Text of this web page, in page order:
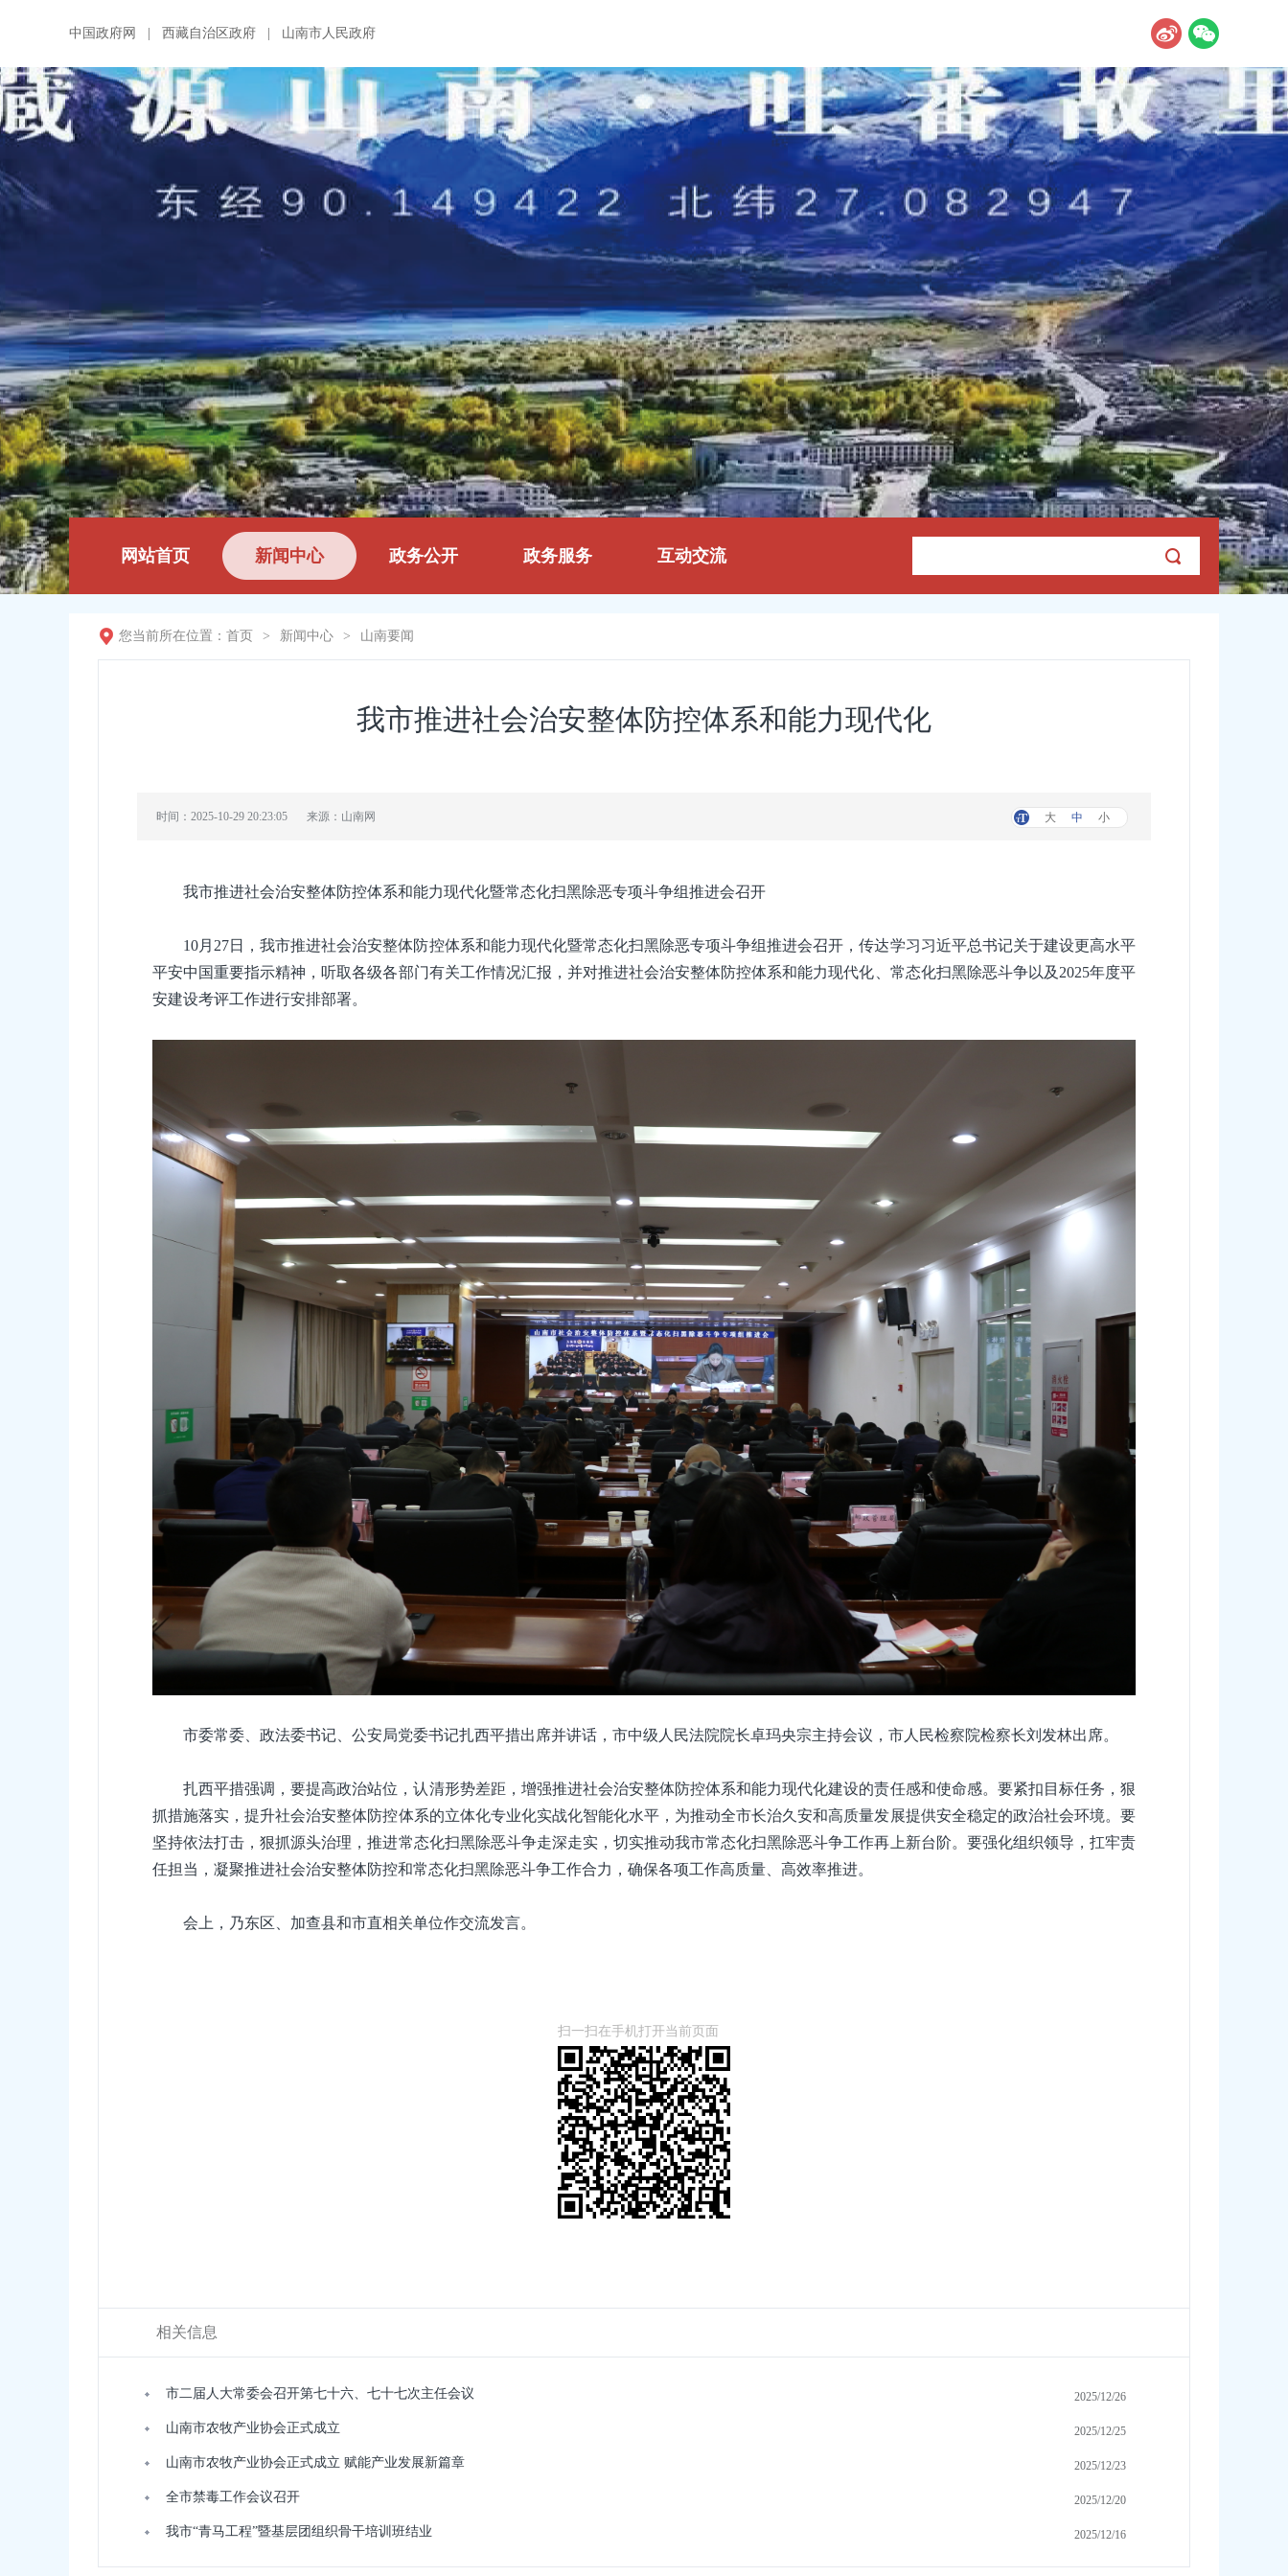
中国政府网 西藏自治区政府 山南市人民政府
网站首页 新闻中心 政务公开 政务服务 互动交流
您当前所在位置： 首页 > 新闻中心 > 山南要闻
我市推进社会治安整体防控体系和能力现代化
时间：2025-10-29 20:23:05 来源：山南网 大 中 小
我市推进社会治安整体防控体系和能力现代化暨常态化扫黑除恶专项斗争组推进会召开
10月27日，我市推进社会治安整体防控体系和能力现代化暨常态化扫黑除恶专项斗争组推进会召开，传达学习习近平总书记关于建设更高水平
平安中国重要指示精神，听取各级各部门有关工作情况汇报，并对推进社会治安整体防控体系和能力现代化、常态化扫黑除恶斗争以及2025年度平
安建设考评工作进行安排部署。
市委常委、政法委书记、公安局党委书记扎西平措出席并讲话，市中级人民法院院长卓玛央宗主持会议，市人民检察院检察长刘发林出席。
扎西平措强调，要提高政治站位，认清形势差距，增强推进社会治安整体防控体系和能力现代化建设的责任感和使命感。要紧扣目标任务，狠
抓措施落实，提升社会治安整体防控体系的立体化专业化实战化智能化水平，为推动全市长治久安和高质量发展提供安全稳定的政治社会环境。要
坚持依法打击，狠抓源头治理，推进常态化扫黑除恶斗争走深走实，切实推动我市常态化扫黑除恶斗争工作再上新台阶。要强化组织领导，扛牢责
任担当，凝聚推进社会治安整体防控和常态化扫黑除恶斗争工作合力，确保各项工作高质量、高效率推进。
会上，乃东区、加查县和市直相关单位作交流发言。
扫一扫在手机打开当前页面
相关信息
市二届人大常委会召开第七十六、七十七次主任会议 2025/12/26
山南市农牧产业协会正式成立 2025/12/25
山南市农牧产业协会正式成立 赋能产业发展新篇章 2025/12/23
全市禁毒工作会议召开 2025/12/20
我市“青马工程”暨基层团组织骨干培训班结业 2025/12/16